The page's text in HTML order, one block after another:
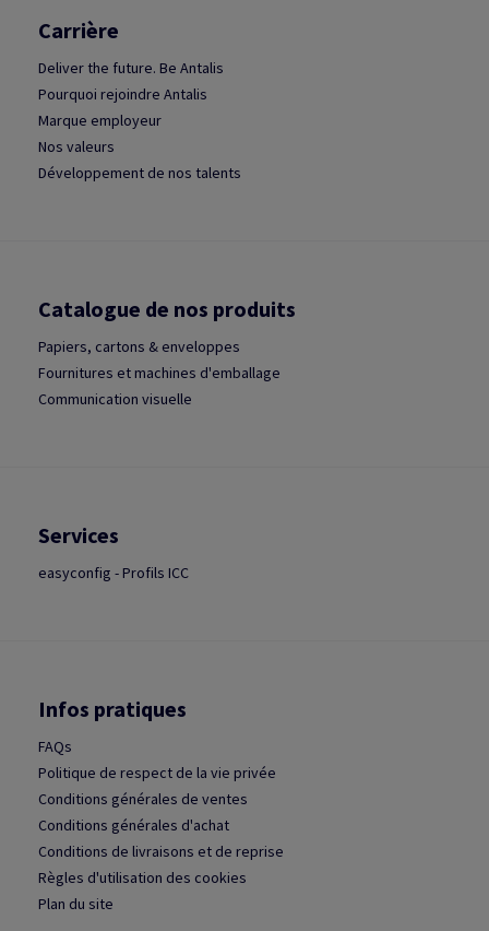
Carrière
Deliver the future. Be Antalis
Pourquoi rejoindre Antalis
Marque employeur
Nos valeurs
Développement de nos talents
Catalogue de nos produits
Papiers, cartons & enveloppes
Fournitures et machines d'emballage
Communication visuelle
Services
easyconfig - Profils ICC
Infos pratiques
FAQs
Politique de respect de la vie privée
Conditions générales de ventes
Conditions générales d'achat
Conditions de livraisons et de reprise
Règles d'utilisation des cookies
Plan du site